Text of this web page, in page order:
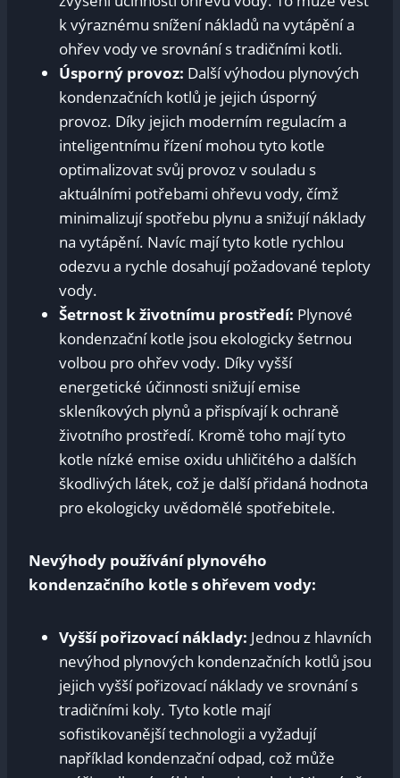
k výraznému snížení nákladů na vytápění a
ohřev vody ve srovnání s tradičními kotli.
Úsporný provoz: Další výhodou plynových
kondenzačních kotlů je jejich úsporný
provoz. Díky jejich moderním regulacím a
inteligentnímu řízení mohou tyto kotle
optimalizovat svůj provoz v souladu s
aktuálními potřebami ohřevu vody, čímž
minimalizují spotřebu plynu a snižují náklady
na vytápění. Navíc mají tyto kotle rychlou
odezvu a rychle dosahují požadované teploty
vody.
Šetrnost k životnímu prostředí: Plynové
kondenzační kotle jsou ekologicky šetrnou
volbou pro ohřev vody. Díky vyšší
energetické účinnosti snižují emise
skleníkových plynů a přispívají k ochraně
životního prostředí. Kromě toho mají tyto
kotle nízké emise oxidu uhličitého a dalších
škodlivých látek, což je další přidaná hodnota
pro ekologicky uvědomělé spotřebitele.
Nevýhody používání plynového
kondenzačního kotle s ohřevem vody:
Vyšší pořizovací náklady: Jednou z hlavních
nevýhod plynových kondenzačních kotlů jsou
jejich vyšší pořizovací náklady ve srovnání s
tradičními koly. Tyto kotle mají
sofistikovanější technologii a vyžadují
například kondenzační odpad, což může